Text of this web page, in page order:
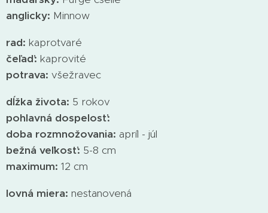
anglicky: Minnow
rad: kaprotvaré
čeľaď: kaprovité
potrava: všežravec
dĺžka života: 5 rokov
pohlavná dospelosť:
doba rozmnožovania: apríl - júl
bežná veľkosť: 5-8 cm
maximum: 12 cm
lovná miera: nestanovená